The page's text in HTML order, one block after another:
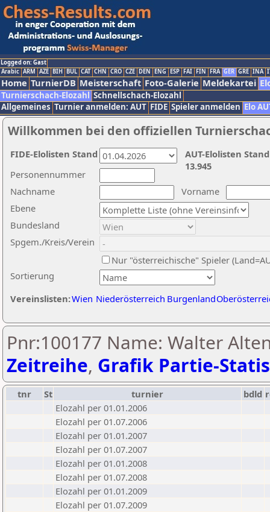
Logged on: Gast
Arabic ARM AZE BIH BUL CAT CHN CRO CZE DEN ENG ESP FAI FIN FRA GER GRE INA
Home TurnierDB Meisterschaft Foto-Galerie Meldekartei
Turnierschach-Elozahl Schnellschach-Elozahl
Allgemeines Turnier anmelden: AUT FIDE Spieler anmelden Elo
Willkommen bei den offiziellen
Nachname
Vorname
Ebene
Sortierung
Personennummer
Bundesland
Spgem./Kreis/Verein
Nur "österreichische" Spieler
Vereinslisten:Wien Niederösterreich Burgenland
AUT-Elolisten
13.945
FIDE-Elolisten Stand
Pnr:100177 Name: Walter
Zeitreihe, Grafik Partie-
tnr St turnier bdld
Elozahl per 01.01.2006
Elozahl per 01.07.2006
Elozahl per 01.01.2007
Elozahl per 01.07.2007
Elozahl per 01.01.2008
Elozahl per 01.07.2008
Elozahl per 01.01.2009
Elozahl per 01.07.2009